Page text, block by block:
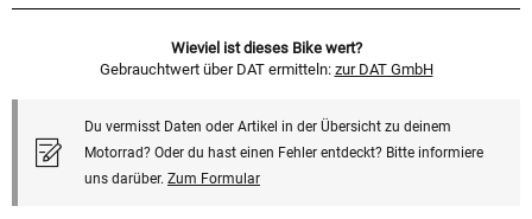
Wieviel ist dieses Bike wert?
Gebrauchtwert über DAT ermitteln: zur DAT GmbH
Du vermisst Daten oder Artikel in der Übersicht zu deinem
Motorrad? Oder du hast einen Fehler entdeckt? Bitte informiere
uns darüber. Zum Formular